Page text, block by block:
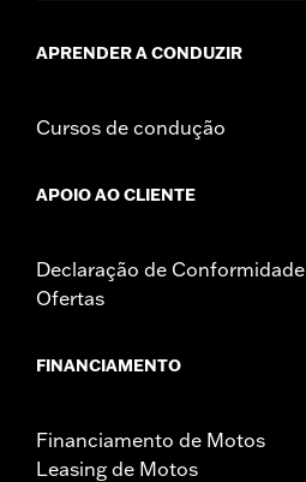
APRENDER A CONDUZIR
Cursos de condução
APOIO AO CLIENTE
Declaração de Conformidade
Ofertas
FINANCIAMENTO
Financiamento de Motos
Leasing de Motos